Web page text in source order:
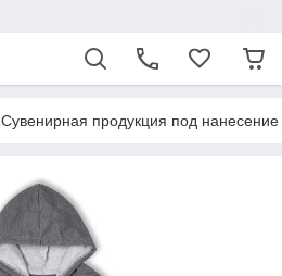
Сувенирная продукция под нанесение